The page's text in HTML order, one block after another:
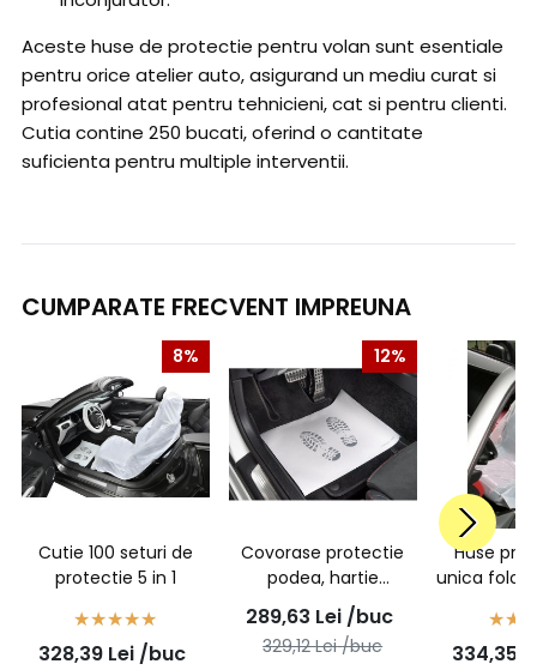
Aceste huse de protectie pentru volan sunt esentiale
pentru orice atelier auto, asigurand un mediu curat si
profesional atat pentru tehnicieni, cat si pentru clienti.
Cutia contine 250 bucati, oferind o cantitate
suficienta pentru multiple interventii.
CUMPARATE FRECVENT IMPREUNA
8%
Cutie 100 seturi de
protectie 5 in 1
328,39 Lei /buc
12%
Covorase protectie
podea, hartie
plastifiata - cutie 500
bucati
289,63 Lei /buc
329,12Lei /buc
Huse
unica
334,35